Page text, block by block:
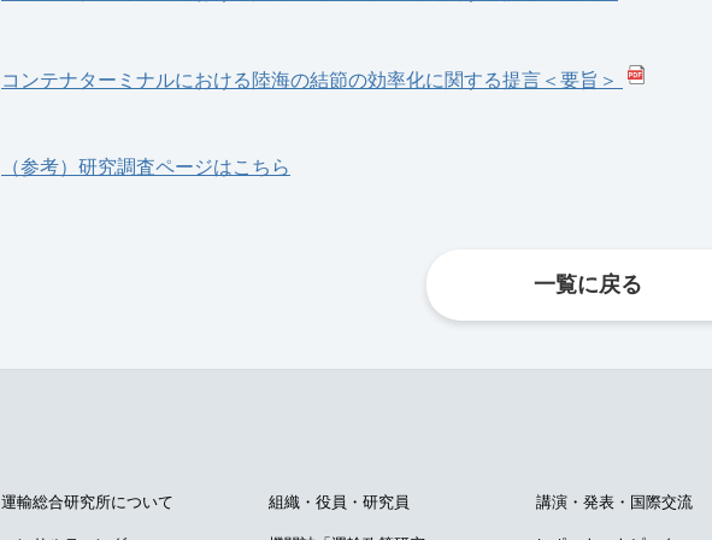
コンテナターミナルにおける陸海の結節の効率化に関する提言＜要旨＞
（参考）研究調査ページはこちら
一覧に戻る
運輸総合研究所について 組織・役員・研究員 講演・発表・国際交流